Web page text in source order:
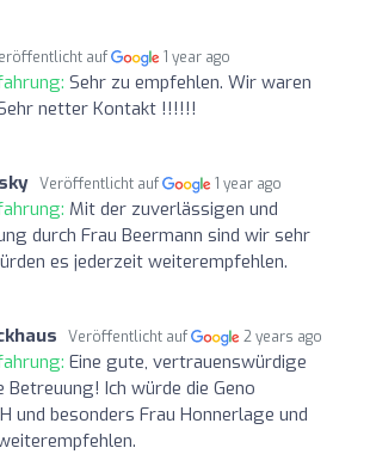
auf 1 year ago
Sehr zu empfehlen. Wir waren
netter Kontakt !!!!!!
Veröffentlicht auf 1 year ago
Mit der zuverlässigen und
durch Frau Beermann sind wir sehr
es jederzeit weiterempfehlen.
Veröffentlicht auf 2 years ago
Eine gute, vertrauenswürdige
Ich würde die Geno
und besonders Frau Honnerlage und